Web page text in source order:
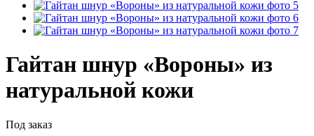
Гайтан шнур «Вороны» из
натуральной кожи
Под заказ